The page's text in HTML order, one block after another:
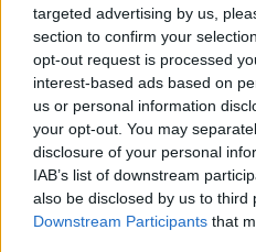
targeted advertising by us,
section to confirm your
opt-out request is processed
interest-based ads based on
us or personal information
your opt-out. You may
disclosure of your personal
IAB’s list of downstream
also be disclosed by us to third
Downstream Participants that
Předchozí článek
Svět jako učitel. Dvojice
cestovatelů se podělí o své
inspirativní příběhy z Austrálie
a Asie
SOUVISEJÍCÍ ČLÁNKY
VÍCE OD AUTORA